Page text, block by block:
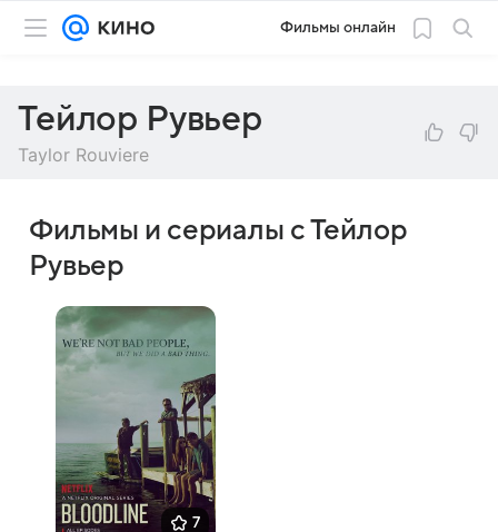
Фильмы онлайн
Тейлор Рувьер
Taylor Rouviere
Фильмы и сериалы с Тейлор
Рувьер
7